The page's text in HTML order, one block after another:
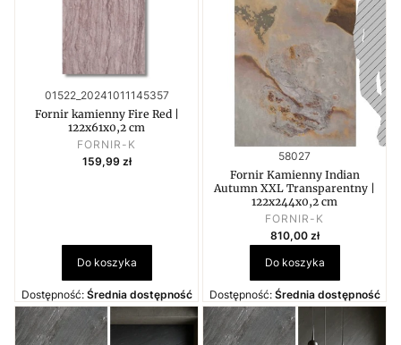
Kod produktu
01522_20241011145357
Fornir kamienny Fire Red |
122x61x0,2 cm
PRODUCENT
FORNIR-K
Cena
159,99 zł
Do koszyka
Dostępność: Średnia dostępność
Kod produktu
58027
Fornir Kamienny Indian
Autumn XXL Transparentny |
122x244x0,2 cm
PRODUCENT
FORNIR-K
Cena
810,00 zł
Do koszyka
Dostępność: Średnia dostępność